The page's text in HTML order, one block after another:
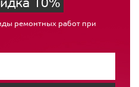
ремонтных работ при